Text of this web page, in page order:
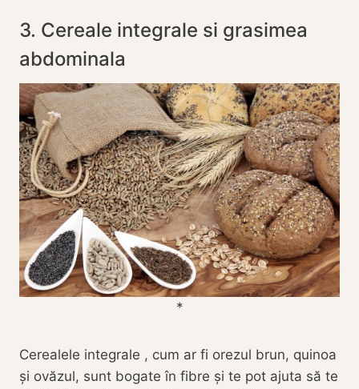
3. Cereale integrale si grasimea
abdominala
Cerealele integrale , cum ar fi orezul brun, quinoa
și ovăzul, sunt bogate în fibre și te pot ajuta să te